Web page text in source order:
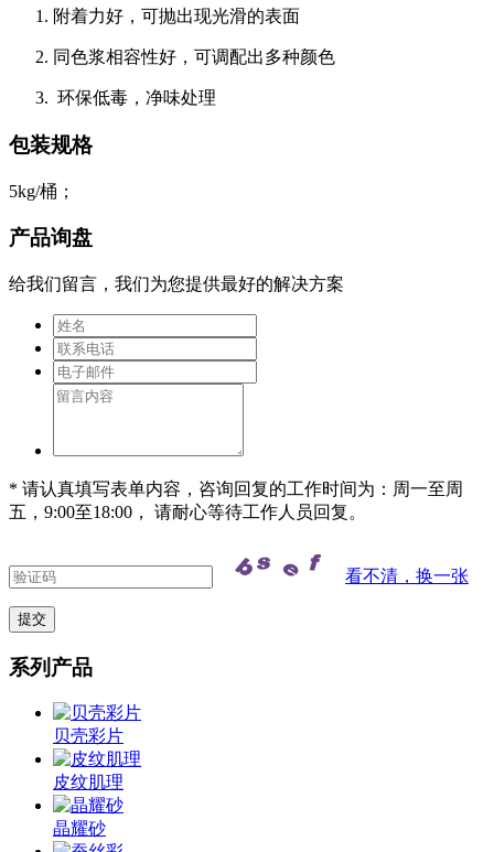
附着力好，可抛出现光滑的表面
同色浆相容性好，可调配出多种颜色
环保低毒，净味处理
包装规格
5kg/桶；
产品询盘
给我们留言，我们为您提供最好的解决方案
* 请认真填写表单内容，咨询回复的工作时间为：周一至周
五，9:00至18:00， 请耐心等待工作人员回复。
看不清，换一张
系列产品
贝壳彩片
皮纹肌理
晶耀砂